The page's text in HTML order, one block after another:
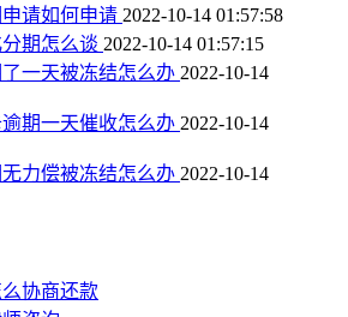
请如何申请 2022-10-14 01:57:58
期怎么谈 2022-10-14 01:57:15
一天被冻结怎么办 2022-10-14
期一天催收怎么办 2022-10-14
力偿被冻结怎么办 2022-10-14
协商还款